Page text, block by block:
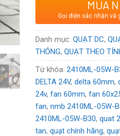
: Thương
Voltage:24VDC
MUA
Gọi điện xác nhận và
Danh mục:QUẠT DC,
THÔNG,QUẠT THEO
Từ khóa:2410ML-05W-
DELTA 24V,delta 60mm,
24v,fan 60mm,fan
fan,nmb 2410ML-05W-
2410ML-05W-B30,quat
tan,quạt chính hãng,